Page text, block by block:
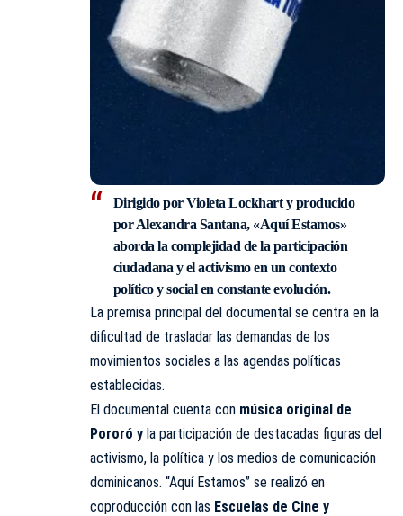
Dirigido porVioleta Lockharty producido
porAlexandra Santana,«Aquí Estamos»
aborda la complejidad de la participación
ciudadana y el activismo en un contexto
políticoy social en constante evolución.
La premisa principal del documental se centra en la
dificultad de trasladar las demandas de los
movimientos sociales a las agendas políticas
establecidas.
El documental cuenta con música original de
Pororó y la participación de destacadas figuras del
activismo, la política y los medios de comunicación
dominicanos. “Aquí Estamos” se realizó en
coproducción con las Escuelas de Cine y